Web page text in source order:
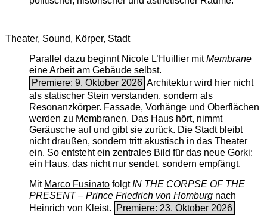
Theater, Sound, Körper, Stadt
Parallel dazu beginnt Nicole L’Huilliermit ­Membrane
eine Arbeit am Gebäude selbst.
Premiere: 9. Oktober 2026 Architektur wird hier nicht
als statischer Stein verstanden, sondern als
Resonanzkörper. Fassade, Vorhänge und Oberflächen
werden zu Membranen. Das Haus hört, nimmt
Geräusche auf und gibt sie zurück. Die Stadt bleibt
nicht draußen, sondern tritt akustisch in das Theater
ein. So entsteht ein zentrales Bild für das neue Gorki:
ein Haus, das nicht nur sendet, sondern empfängt.
Mit Marco FusinatofolgtIN THE CORPSE OF THE
PRESENT – Prince Friedrich von Homburgnach
Heinrich von Kleist.
Premiere: 23. Oktober 2026